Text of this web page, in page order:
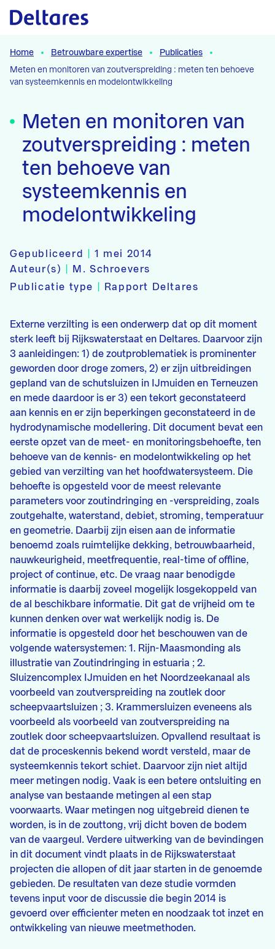
Naar hoofdcontent
Home Betrouwbare expertise
Publicaties
Meten en monitoren van zoutverspreiding : meten ten behoeve
van systeemkennis en modelontwikkeling
Meten en monitoren van
zoutverspreiding : meten
ten behoeve van
systeemkennis en
modelontwikkeling
Gepubliceerd |1 mei 2014
Auteur(s)
M. Schroevers
Publicatie type
Rapport Deltares
Externe verzilting is een onderwerp dat op dit moment
sterk leeft bij Rijkswaterstaat en Deltares. Daarvoor zijn
3 aanleidingen: 1) de zoutproblematiek is prominenter
geworden door droge zomers, 2) er zijn uitbreidingen
gepland van de schutsluizen in IJmuiden en Terneuzen
en mede daardoor is er 3) een tekort geconstateerd
aan kennis en er zijn beperkingen geconstateerd in de
hydrodynamische modellering. Dit document bevat een
eerste opzet van de meet- en monitoringsbehoefte, ten
behoeve van de kennis- en modelontwikkeling op het
gebied van verzilting van het hoofdwatersysteem. Die
behoefte is opgesteld voor de meest relevante
parameters voor zoutindringing en -verspreiding, zoals
zoutgehalte, waterstand, debiet, stroming, temperatuur
en geometrie. Daarbij zijn eisen aan de informatie
benoemd zoals ruimtelijke dekking, betrouwbaarheid,
nauwkeurigheid, meetfrequentie, real-time of offline,
project of continue, etc. De vraag naar benodigde
informatie is daarbij zoveel mogelijk losgekoppeld van
de al beschikbare informatie. Dit gat de vrijheid om te
kunnen denken over wat werkelijk nodig is. De
informatie is opgesteld door het beschouwen van de
volgende watersystemen: 1. Rijn-Maasmonding als
illustratie van Zoutindringing in estuaria ; 2.
Sluizencomplex IJmuiden en het Noordzeekanaal als
voorbeeld van zoutverspreiding na zoutlek door
scheepvaartsluizen ; 3. Krammersluizen eveneens als
voorbeeld als voorbeeld van zoutverspreiding na
zoutlek door scheepvaartsluizen. Opvallend resultaat is
dat de proceskennis bekend wordt versteld, maar de
systeemkennis tekort schiet. Daarvoor zijn niet altijd
meer metingen nodig. Vaak is een betere ontsluiting en
analyse van bestaande metingen al een stap
voorwaarts. Waar metingen nog uitgebreid dienen te
worden, is in de zouttong, vrij dicht boven de bodem
van de vaargeul. Verdere uitwerking van de bevindingen
in dit document vindt plaats in de Rijkswaterstaat
projecten die allopen of dit jaar starten in de genoemde
gebieden. De resultaten van deze studie vormden
tevens input voor de discussie die begin 2014 is
gevoerd over efficienter meten en noodzaak tot inzet en
ontwikkeling van nieuwe meetmethoden.